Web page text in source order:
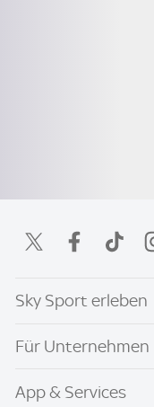
Sky Sport erleben
Für Unternehmen
App & Services